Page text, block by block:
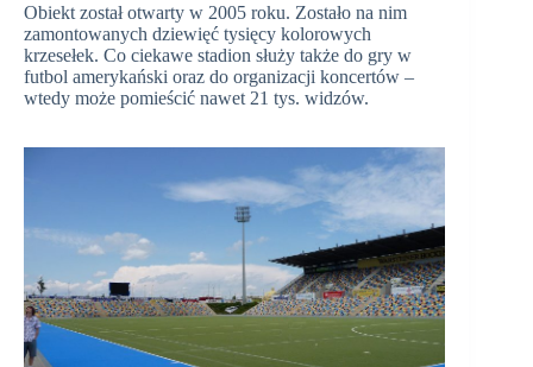
Obiekt został otwarty w 2005 roku. Zostało na nim
zamontowanych dziewięć tysięcy kolorowych
krzesełek. Co ciekawe stadion służy także do gry w
futbol amerykański oraz do organizacji koncertów –
wtedy może pomieścić nawet 21 tys. widzów.